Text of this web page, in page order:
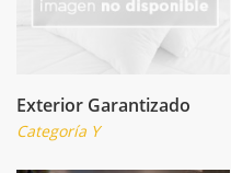
Exterior Garantizado
Categoría Y